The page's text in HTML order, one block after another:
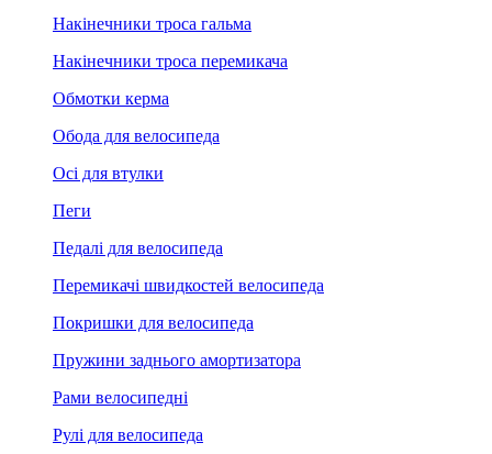
Накінечники троса гальма
Накінечники троса перемикача
Обмотки керма
Обода для велосипеда
Осі для втулки
Пеги
Педалі для велосипеда
Перемикачі швидкостей велосипеда
Покришки для велосипеда
Пружини заднього амортизатора
Рами велосипедні
Рулі для велосипеда